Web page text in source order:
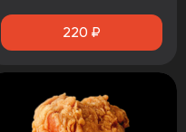
220 ₽